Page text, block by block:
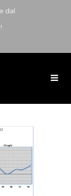
dal